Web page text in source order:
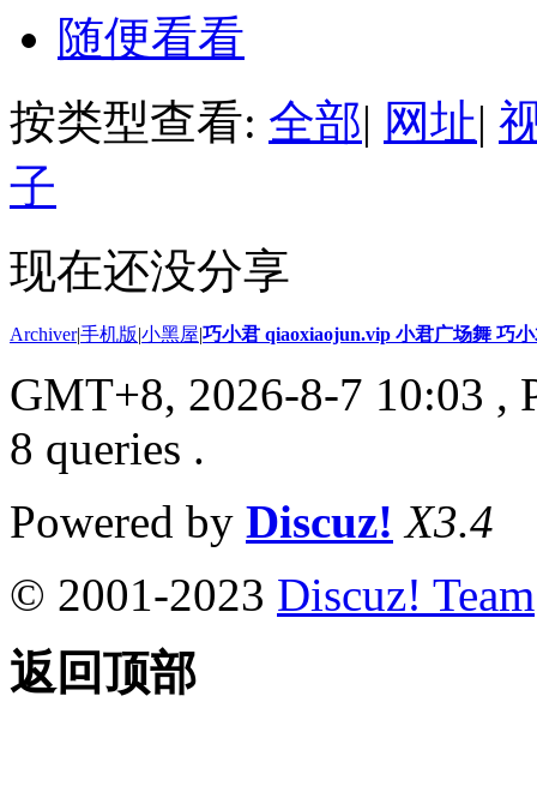
随便看看
按类型查看: 全部| 网址|
子
现在还没分享
Archiver|手机版|小黑屋|巧小君 qiaoxiaojun.vip 小君广场舞 巧
GMT+8, 2026-8-7 10:03 ,
8 queries .
Powered by Discuz! X3.4
© 2001-2023 Discuz! Team
返回顶部